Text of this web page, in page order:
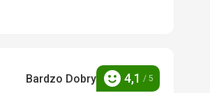
Bardzo Dobry Ocena
4,1 / 5